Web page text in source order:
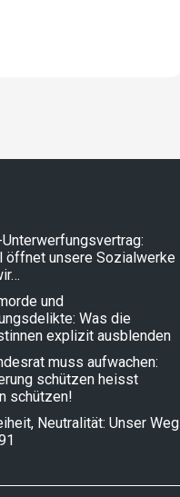
Unterwerfungsvertrag:
öffnet unsere Sozialwerke
und
Was die
explizit ausblenden
muss aufwachen:
schützen heisst
schützen!
Neutralität: Unser Weg